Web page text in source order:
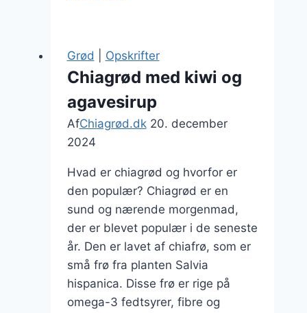
friske
Grød Opskrifter
Chiagrød med kiwi og
agavesirup
AfChiagrød.dk 20. december
2024
Hvad er chiagrød og hvorfor er
den populær? Chiagrød er en
sund og nærende morgenmad,
der er blevet populær i de seneste
år. Den er lavet af chiafrø, som er
små frø fra planten Salvia
hispanica. Disse frø er rige på
omega-3 fedtsyrer, fibre og